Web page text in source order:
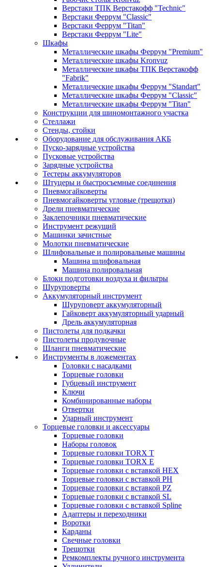
Верстаки ТПК Верстакофф "Technic"
Верстаки Феррум "Classic"
Верстаки Феррум "Titan"
Верстаки Феррум "Lite"
Шкафы
Металлические шкафы Феррум "Premium"
Металлические шкафы Kronvuz
Металлические шкафы ТПК Верстакофф
"Fabrik"
Металлические шкафы Феррум "Standart"
Металлические шкафы Феррум "Classic"
Металлические шкафы Феррум "Titan"
Конструкции для шиномонтажного участка
Стеллажи
Стенды, стойки
Оборудование для обслуживания АКБ
Пуско-зарядные устройства
Пусковые устройства
Зарядные устройства
Тестеры аккумуляторов
Штуцеры и быстросъемные соединения
Пневмогайковерты
Пневмогайковерты угловые (трещотки)
Дрели пневматические
Заклепочники пневматические
Инструмент режущий
Машинки зачистные
Молотки пневматические
Шлифовальные и полировальные машины
Машина шлифовальная
Машина полировальная
Блоки подготовки воздуха и фильтры
Шуруповерты
Аккумуляторный инструмент
Шуруповерт аккумуляторный
Гайковерт аккумуляторный ударный
Дрель аккумуляторная
Пистолеты для подкачки
Пистолеты продувочные
Шланги пневматические
Инструменты в ложементах
Головки с насадками
Торцевые головки
Губцевый инструмент
Ключи
Комбинированные наборы
Отвертки
Ударный инструмент
Торцевые головки и аксессуары
Торцевые головки
Наборы головок
Торцевые головки TORX T
Торцевые головки TORX Е
Торцевые головки с вставкой HEX
Торцевые головки с вставкой PH
Торцевые головки с вставкой PZ
Торцевые головки с вставкой SL
Торцевые головки с вставкой Spline
Адаптеры и переходники
Воротки
Карданы
Свечные головки
Трещотки
Ремкомплекты ручного инструмента